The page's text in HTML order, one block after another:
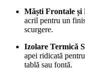
Măști Frontale și
acril pentru un
scurgere.
Izolare Termică
apei ridicată
tablă sau fontă.